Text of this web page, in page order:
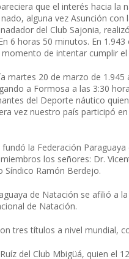
que el interés hacia
alguna vez Asunción
del Club Sajonia,
6 horas 50 minutos. En
de intentar cumplir
martes 20 de marzo de
a Formosa a las 3:30
del Deporte náutico
vez nuestro país participó
la Federación
los señores: Dr.
Síndico Ramón Berdejo.
de Natación se afilió a
de Natación.
tres títulos a nivel mundial,
del Club Mbigüá, quien el